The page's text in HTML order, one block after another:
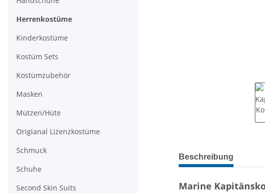
weitere Registerkarten
Beschreibung
Marine
Herrenkostüme
Kinderkostüme
Kostüm Sets
Kostümzubehör
Masken
Mützen/Hüte
Origianal Lizenzkostüme
Schmuck
Schuhe
Second Skin Suits